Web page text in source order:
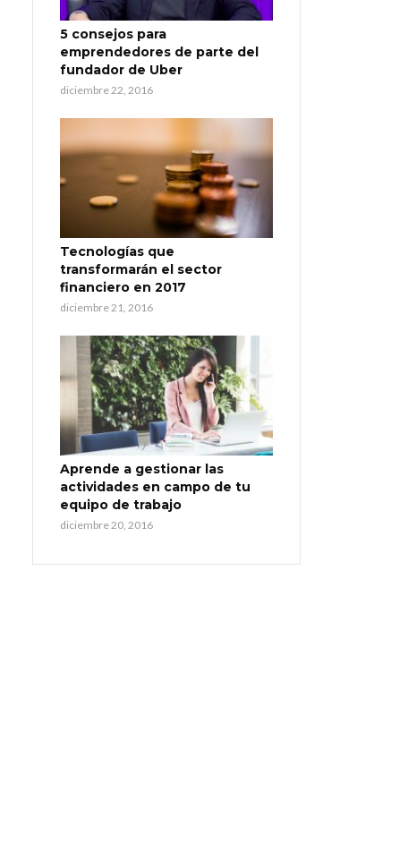
5 consejos para
emprendedores de parte del
fundador de Uber
diciembre 22, 2016
Tecnologías que
transformarán el sector
financiero en 2017
diciembre 21, 2016
Aprende a gestionar las
actividades en campo de tu
equipo de trabajo
diciembre 20, 2016